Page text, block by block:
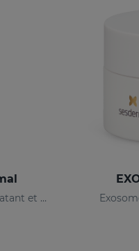
illuminateur, antioxydant, hydratant et anti-rides